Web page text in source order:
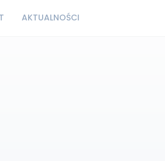
AKTUALNOŚCI